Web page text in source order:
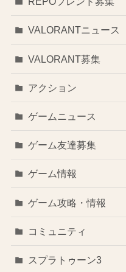
VALORANTニュース
VALORANT募集
アクション
ゲームニュース
ゲーム友達募集
ゲーム情報
ゲーム攻略・情報
コミュニティ
スプラトゥーン3